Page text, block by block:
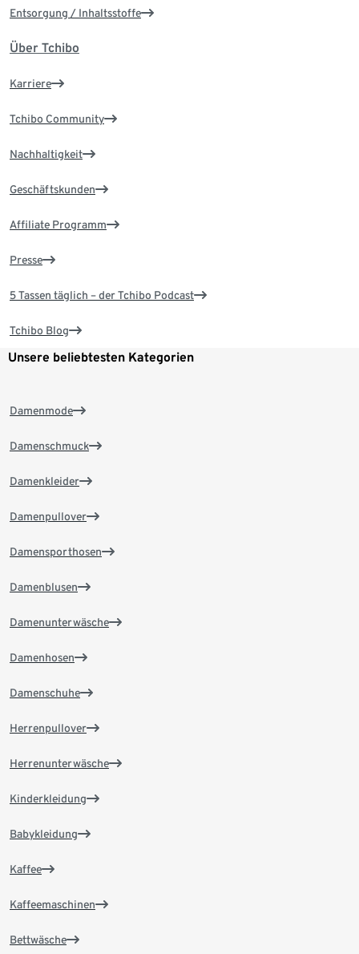
Entsorgung / Inhaltsstoffe
Über Tchibo
Karriere
Tchibo Community
Nachhaltigkeit
Geschäftskunden
Affiliate Programm
Presse
5 Tassen täglich – der Tchibo Podcast
Tchibo Blog
Unsere beliebtesten Kategorien
Damenmode
Damenschmuck
Damenkleider
Damenpullover
Damensporthosen
Damenblusen
Damenunterwäsche
Damenhosen
Damenschuhe
Herrenpullover
Herrenunterwäsche
Kinderkleidung
Babykleidung
Kaffee
Kaffeemaschinen
Bettwäsche